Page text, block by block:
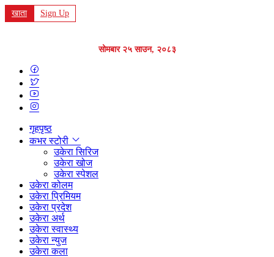
खाता Sign Up
सोमबार २५ साउन, २०८३
गृहपृष्ठ
कभर स्टोरी
उकेरा सिरिज
उकेरा खोज
उकेरा स्पेशल
उकेरा कोलम
उकेरा प्रिमियम
उकेरा प्रदेश
उकेरा अर्थ
उकेरा स्वास्थ्य
उकेरा न्युज
उकेरा कला